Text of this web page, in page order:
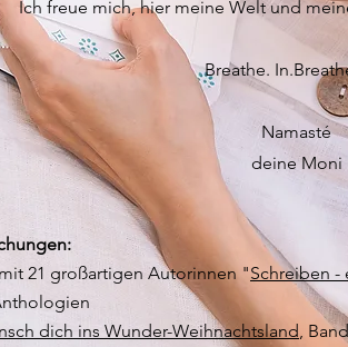
Ich freue mich, hier meine Welt und
Breathe.
Namasté
deine Moni
21 großartigen Autorinnen "Schreiben -
dich ins Wunder-Weihnachtsland ,